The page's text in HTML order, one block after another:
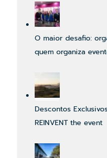
O maior desafio:
quem organiza
Descontos
REINVENT the event